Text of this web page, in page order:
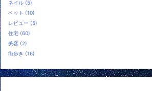
ネイル (5)
ペット (10)
レビュー (5)
住宅 (60)
美容 (2)
街歩き (16)